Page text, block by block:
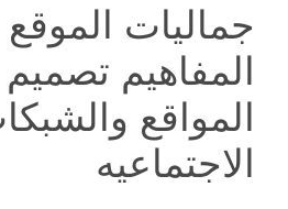
جماليات
المفاهيم تصميم
المواقع
الاجتماعيه